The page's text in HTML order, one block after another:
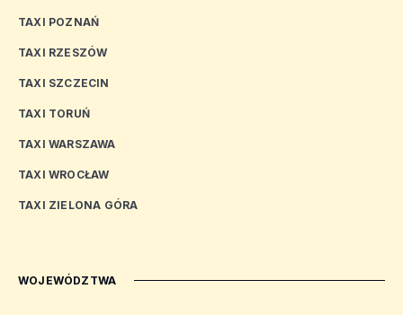
+−
Leaflet |©
TAXI POZNAŃ
TAXI RZESZÓW
TAXI SZCZECIN
TAXI TORUŃ
TAXI WARSZAWA
TAXI WROCŁAW
TAXI ZIELONA GÓRA
WOJEWÓDZTWA